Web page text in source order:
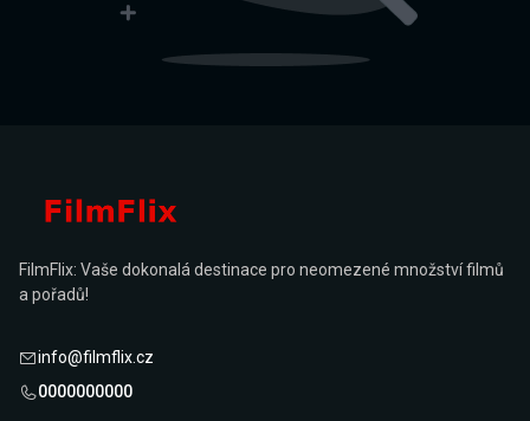
FilmFlix: Vaše dokonalá destinace pro neomezené množství filmů
a pořadů!
info@filmflix.cz
0000000000